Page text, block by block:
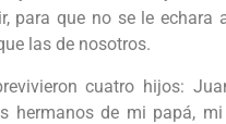
para que no se le
las de nosotros.
cuatro hijos:
hermanos de mi papá,